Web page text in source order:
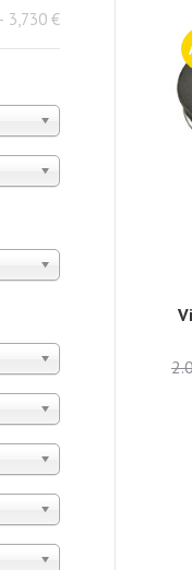
3,730 €